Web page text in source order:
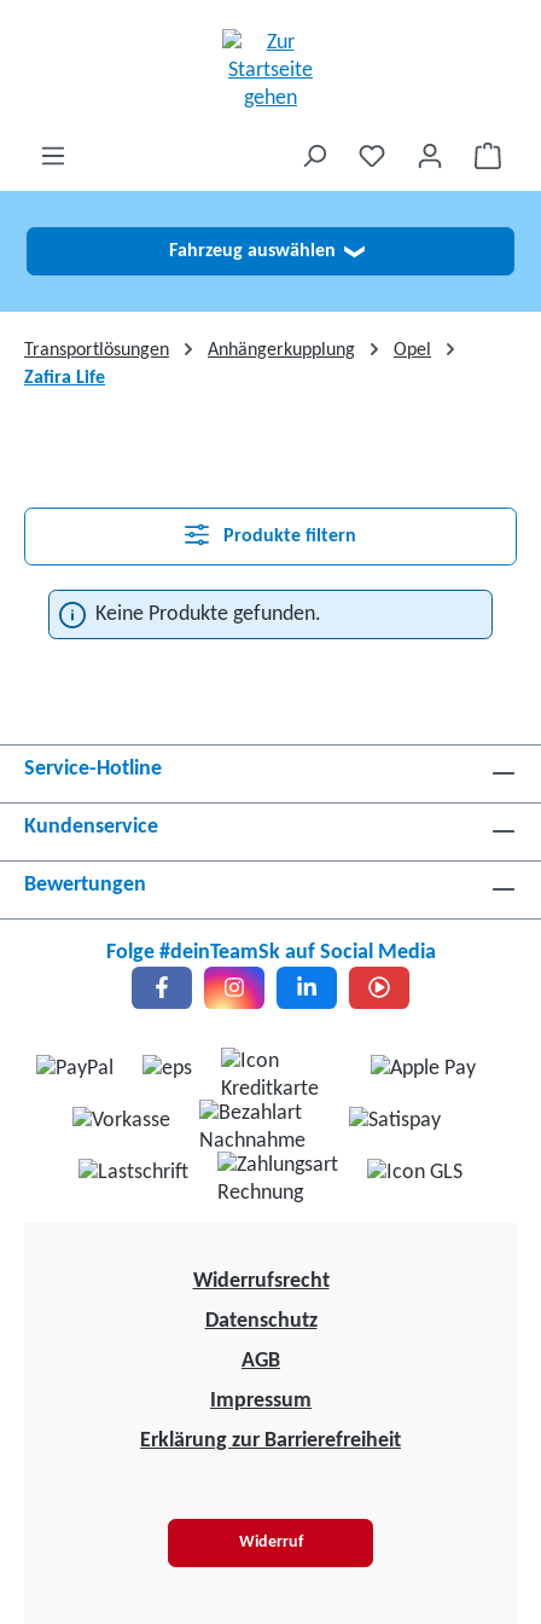
Fahrzeug auswählen ❯
Transportlösungen Anhängerkupplung
Opel
Zafira Life
Produkte filtern
Keine Produkte gefunden.
Service-Hotline
Kundenservice
Bewertungen
Folge #deinTeamSk auf Social Media
Widerrufsrecht
Datenschutz
AGB
Impressum
Erklärung zur Barrierefreiheit
Widerruf